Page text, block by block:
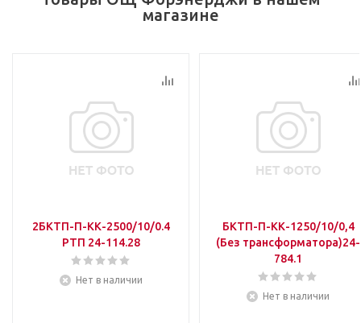
магазине
2БКТП-П-КК-2500/10/0.4
РТП 24-114.28
Нет в наличии
БКТП-П-КК-1250/10/0,4
(Без трансформатора)24-
784.1
Нет в наличии